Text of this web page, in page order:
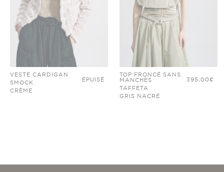
VESTE CARDIGAN
SMOCK
CRÈME
ÉPUISÉ
TOP FRONCÉ SANS
MANCHES
TAFFETA
GRIS NACRÉ
395,00€